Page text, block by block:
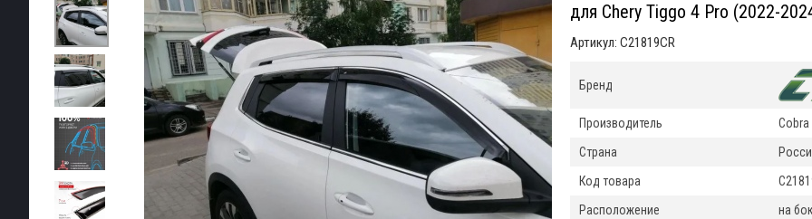
для Chery Tiggo 4 Pro (2022-
Артикул: C21819CR
Бренд
Производитель
Cobra
Страна
Код товара
Расположение
на